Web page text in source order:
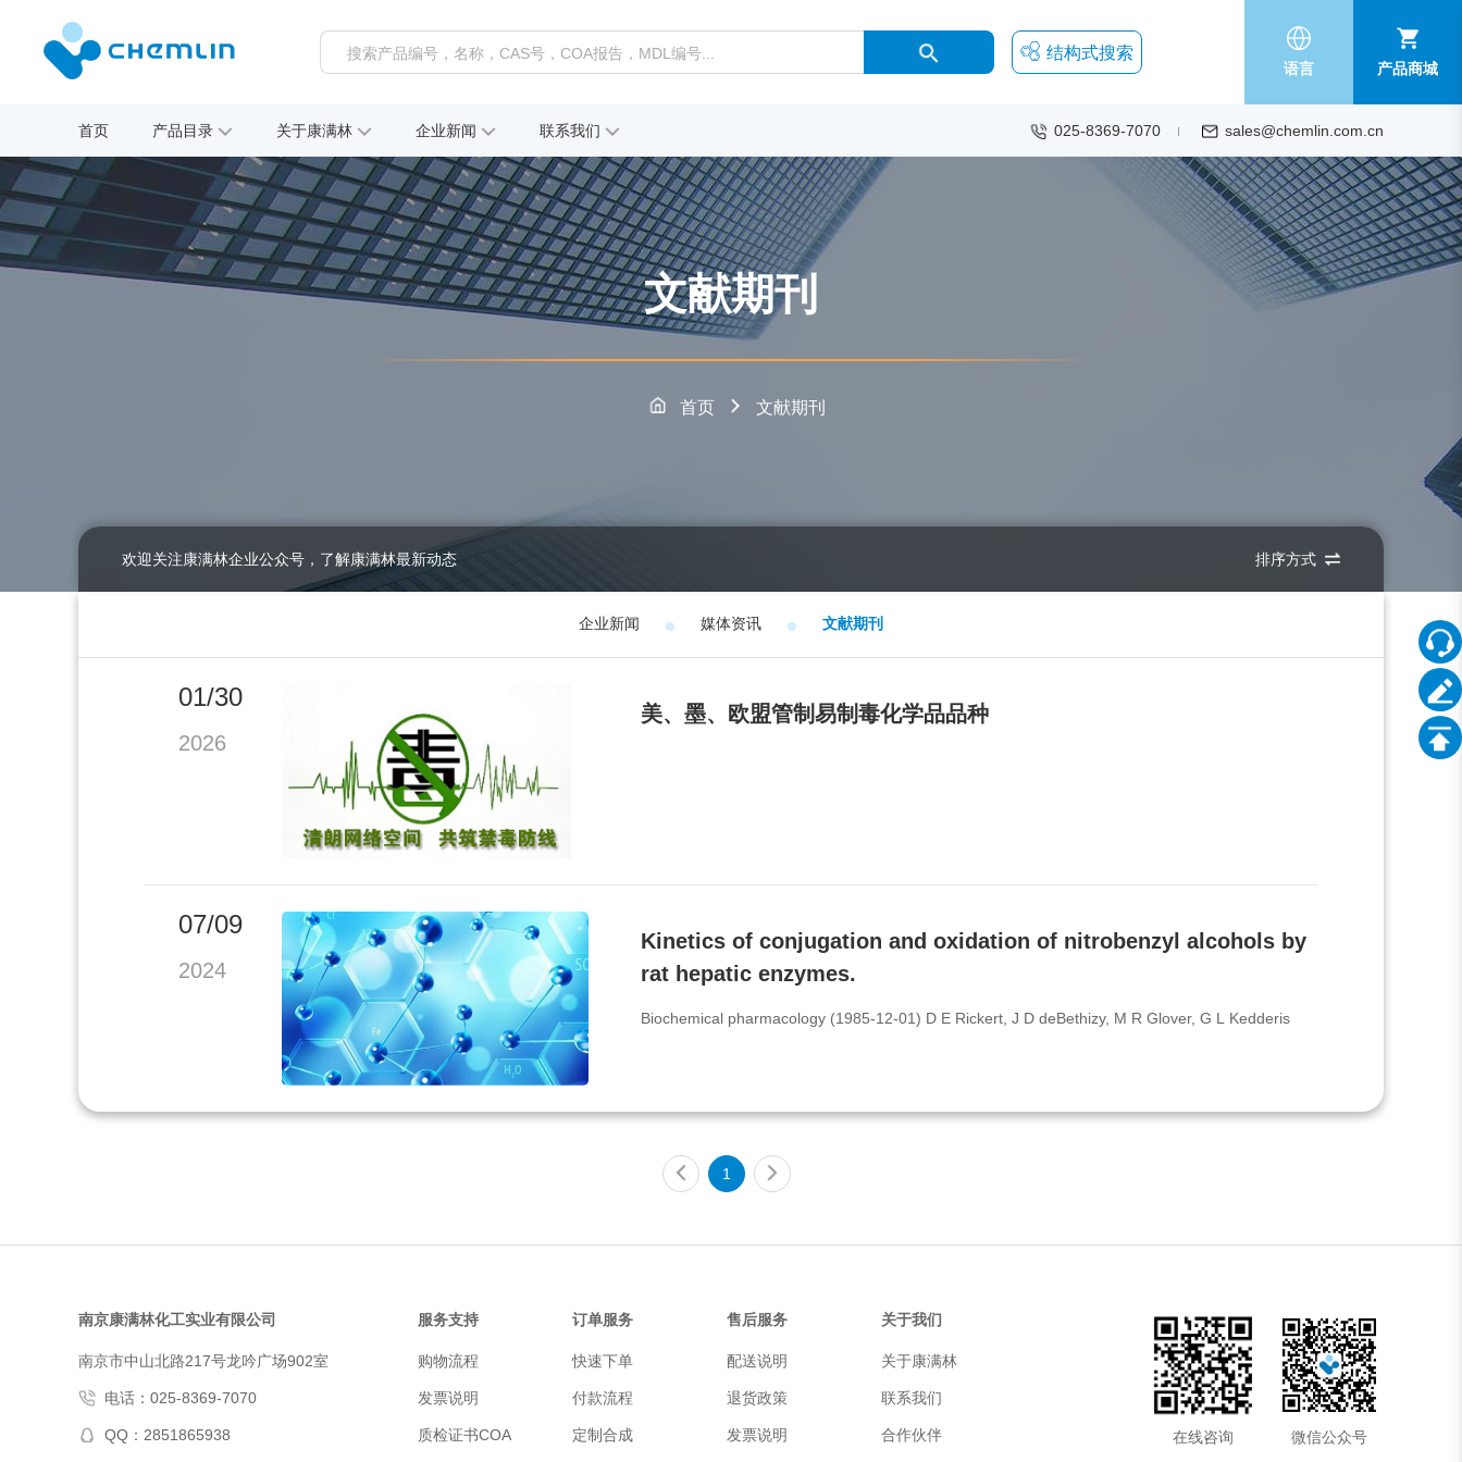
结构式搜索
语言 产品商城
首页 产品目录 关于康满林 企业新闻 联系我们 025-8369-7070 sales@chemlin.com.cn
文献期刊
首页 文献期刊
欢迎关注康满林企业公众号，了解康满林最新动态 排序方式
企业新闻 媒体资讯 文献期刊
01/30
2026
美、墨、欧盟管制易制毒化学品品种
07/09
2024
Kinetics of conjugation and oxidation of nitrobenzyl alcohols by
rat hepatic enzymes.
Biochemical pharmacology (1985-12-01) D E Rickert, J D deBethizy, M R Glover, G L Kedderis
1
南京康满林化工实业有限公司
南京市中山北路217号龙吟广场902室
电话：025-8369-7070
QQ：2851865938
服务支持
购物流程
发票说明
质检证书COA
订单服务
快速下单
付款流程
定制合成
售后服务
配送说明
退货政策
发票说明
关于我们
关于康满林
联系我们
合作伙伴 微信公众号
在线咨询